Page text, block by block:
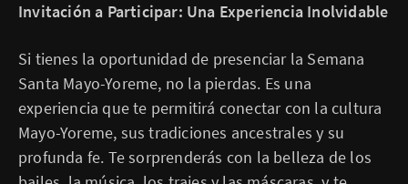
Invitación a Participar: Una Experiencia Inolvidable
Si tienes la oportunidad de presenciar la Semana
Santa Mayo-Yoreme, no la pierdas. Es una
experiencia que te permitirá conectar con la cultura
Mayo-Yoreme, sus tradiciones ancestrales y su
profunda fe. Te sorprenderás con la belleza de los